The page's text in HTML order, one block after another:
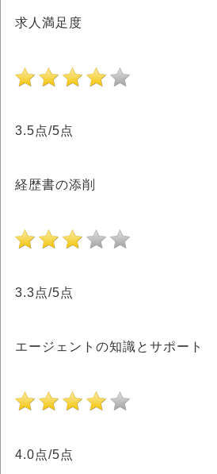
求人満足度
3.5点/5点
経歴書の添削
3.3点/5点
エージェントの知識とサポート
4.0点/5点